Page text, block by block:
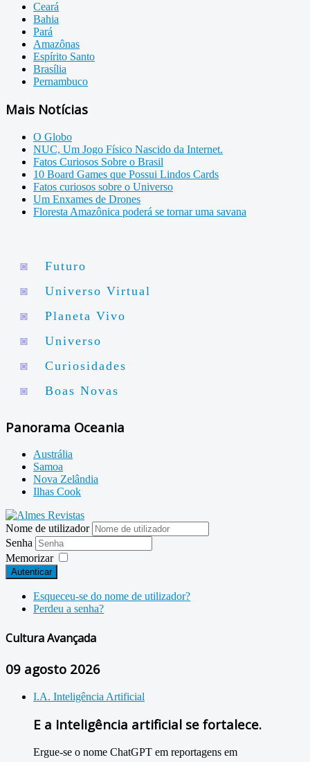
Ceará
Bahia
Pará
Amazônas
Espírito Santo
Brasília
Pernambuco
Mais Notícias
O Globo
NUC, Um Jogo Físico Nascido da Internet.
Fatos Curiosos Sobre o Brasil
10 Board Games que Possui Lindos Cards
Fatos curiosos sobre o Universo
Um Enxames de Drones
Floresta Amazônica poderá se tornar uma savana
◙
Futuro
◙
Universo Virtual
◙
Planeta Vivo
◙
Universo
◙
Curiosidades
◙
Boas Novas
Panorama Oceania
Austrália
Samoa
Nova Zelândia
Ilhas Cook
Nome de utilizador
Senha
Memorizar
Autenticar
Esqueceu-se do nome de utilizador?
Perdeu a senha?
Cultura Avançada
09 agosto 2026
I.A. Inteligência Artificial
E a Inteligência artificial se fortalece.
Ergue-se o nome ChatGPT em reportagens em